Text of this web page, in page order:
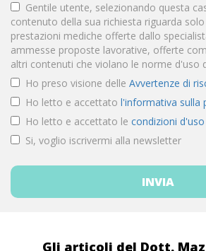
Gentile utente, selezionando questa
contenuto della sua richiesta riguarda
prestazioni mediche offerte dallo
ammesse proposte lavorative, offerte
altri contenuti che violano le norme d'uso
Ho preso visione delle Avvertenze di
Ho letto e accettato l'informativa sulla
Ho letto e accettato le condizioni d'uso
Si, voglio iscrivermi alla newsletter
Gli articoli del Dott.